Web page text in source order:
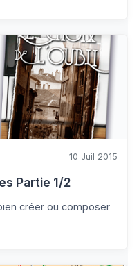
10 Juil 2015
Partie 1/2
créer ou composer